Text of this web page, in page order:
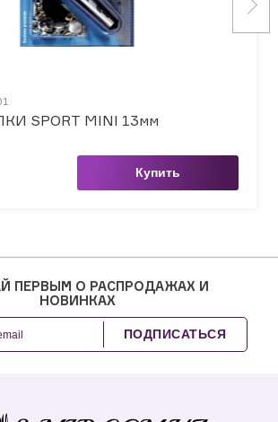
SPORT MINI 13мм
Купить
ПЕРВЫМ О РАСПРОДАЖАХ И
НОВИНКАХ
ПОДПИСАТЬСЯ